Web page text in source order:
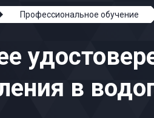
Профессиональное обучение
в